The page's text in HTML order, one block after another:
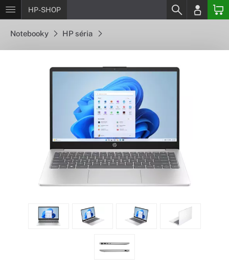
HP-SHOP
Notebooky HP séria